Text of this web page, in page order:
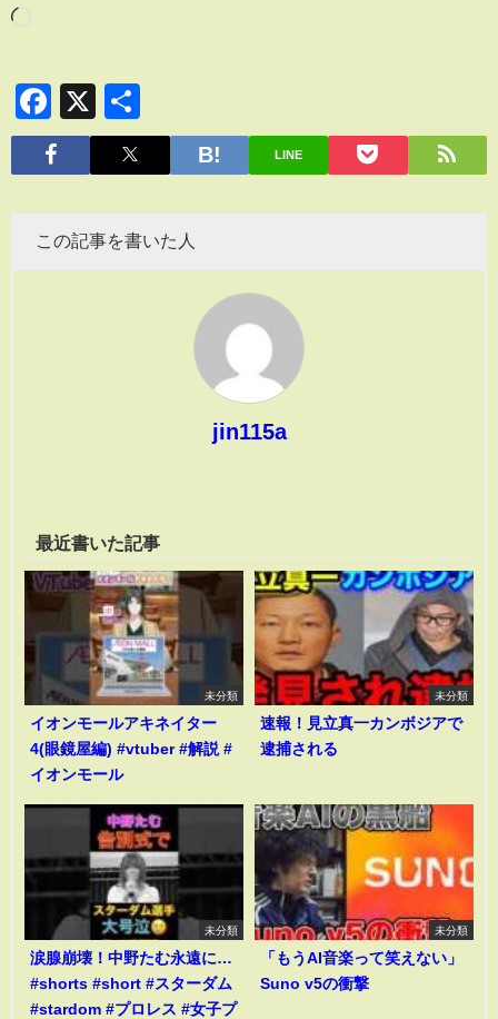
Facebook
X
有
LINE
この記事を書いた人
jin115a
最近書いた記事
未分類
イオンモールアキネイター
4(眼鏡屋編) #vtuber #解説 #
イオンモール
未分類
速報！見立真一カンボジアで
逮捕される
未分類
涙腺崩壊！中野たむ永遠に…
#shorts #short #スターダム
#stardom #プロレス #女子プ
未分類
「もうAI音楽って笑えない」
Suno v5の衝撃